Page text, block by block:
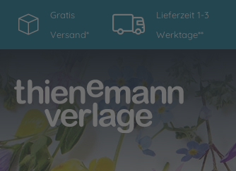
Gratis
Versand*
Lieferzeit 1-3
Werktage**